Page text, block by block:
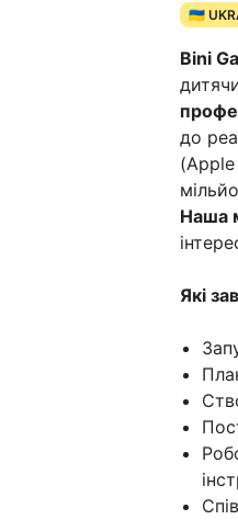
🇺🇦
Bini
до
Наша
Які